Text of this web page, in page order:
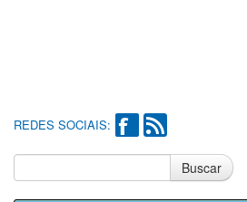
REDES SOCIAIS:
Buscar